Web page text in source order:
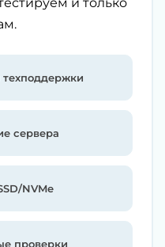
техподдержки
сервера
NVMe
проверки